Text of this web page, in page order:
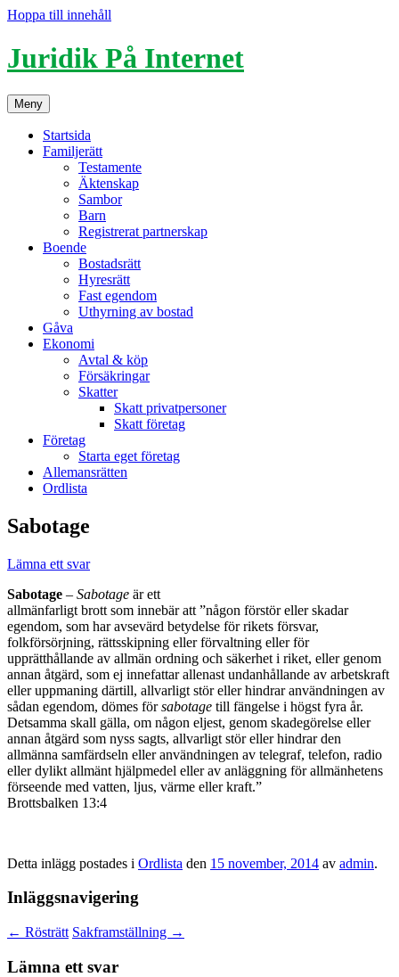
Hoppa till innehåll
Juridik På Internet
Meny
Startsida
Familjerätt
Testamente
Äktenskap
Sambor
Barn
Registrerat partnerskap
Boende
Bostadsrätt
Hyresrätt
Fast egendom
Uthyrning av bostad
Gåva
Ekonomi
Avtal & köp
Försäkringar
Skatter
Skatt privatpersoner
Skatt företag
Företag
Starta eget företag
Allemansrätten
Ordlista
Sabotage
Lämna ett svar
Sabotage – Sabotage är ett
allmänfarligt brott som innebär att ”någon förstör eller skadar
egendom, som har avsevärd betydelse för rikets försvar,
folkförsörjning, rättsskipning eller förvaltning eller för
upprätthållande av allmän ordning och säkerhet i riket, eller genom
annan åtgärd, som ej innefattar allenast undanhållande av arbetskraft
eller uppmaning därtill, allvarligt stör eller hindrar användningen av
sådan egendom, dömes försabotage till fängelse i högst fyra år.
Detsamma skall gälla, om någon eljest, genom skadegörelse eller
annan åtgärd som nyss sagts, allvarligt stör eller hindrar den
allmänna samfärdseln eller användningen av telegraf, telefon, radio
eller dylikt allmänt hjälpmedel eller av anläggning för allmänhetens
förseende med vatten, ljus, värme eller kraft.”
Brottsbalken 13:4
Detta inlägg postades i Ordlista den 15 november, 2014 av admin.
Inläggsnavigering
← Rösträtt Sakframställning →
Lämna ett svar